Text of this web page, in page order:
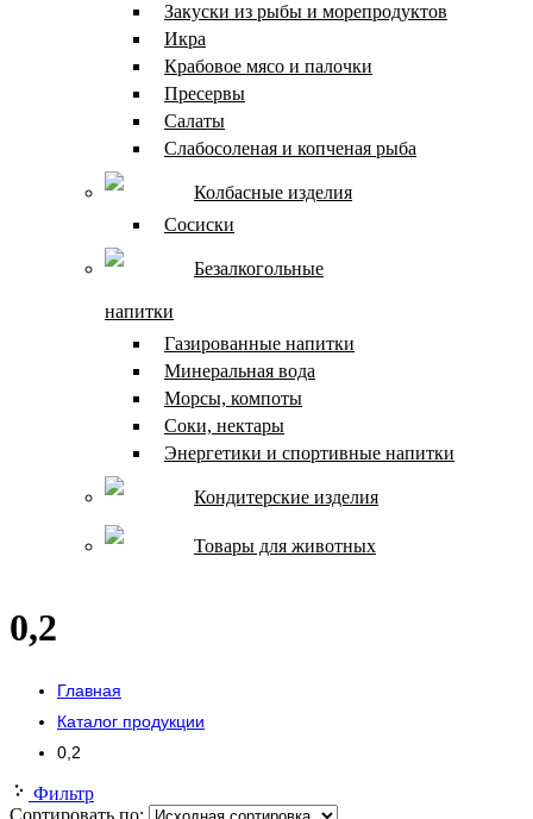
Закуски из рыбы и морепродуктов
Икра
Крабовое мясо и палочки
Пресервы
Салаты
Слабосоленая и копченая рыба
Колбасные изделия
Сосиски
Безалкогольные
напитки
Газированные напитки
Минеральная вода
Морсы, компоты
Соки, нектары
Энергетики и спортивные напитки
Кондитерские изделия
Товары для животных
0,2
Главная
Каталог продукции
0,2
Фильтр
Сортировать по: